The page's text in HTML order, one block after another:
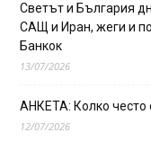
Светът и България
САЩ и Иран, жеги и
Банкок
13/07/2026
АНКЕТА: Колко често
12/07/2026